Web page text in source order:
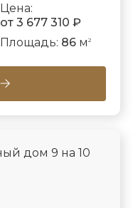
Цена:
от 3 677 310 ₽
Площадь: 86м 2